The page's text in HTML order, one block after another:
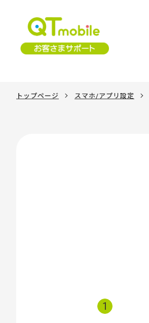
トップページ スマホ/アプリ設定
1